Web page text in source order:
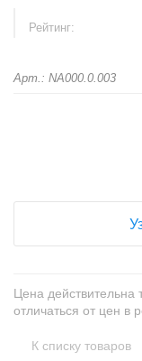
Рейтинг:
Арт.: NA000.0.003
Цена действительна
отличаться от цен в
К списку товаров